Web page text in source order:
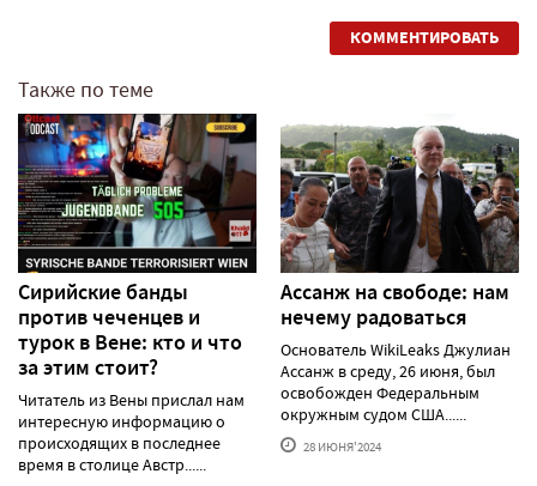
КОММЕНТИРОВАТЬ
Также по теме
Сирийские банды
против чеченцев и
турок в Вене: кто и что
за этим стоит?
Читатель из Вены прислал нам
интересную информацию о
происходящих в последнее
время в столице Австр......
Ассанж на свободе: нам
нечему радоваться
Основатель WikiLeaks Джулиан
Ассанж в среду, 26 июня, был
освобожден Федеральным
окружным судом США......
28 ИЮНЯ'2024